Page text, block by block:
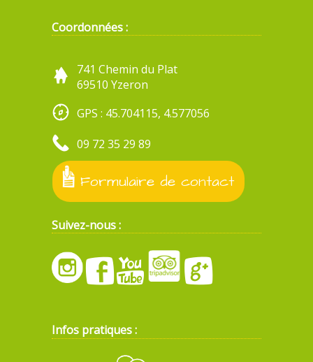
Coordonnées :
741 Chemin du Plat
69510 Yzeron
GPS : 45.704115, 4.577056
09 72 35 29 89
Formulaire de contact
Suivez-nous :
Infos pratiques :